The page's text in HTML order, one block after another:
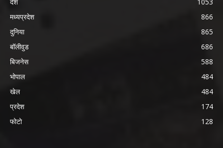
मध्यप्रदेश
866
दुनिया
865
बॉलीवुड
686
बिजनेस
588
भोपाल
484
खेल
484
प्रदेश
174
फोटो
128